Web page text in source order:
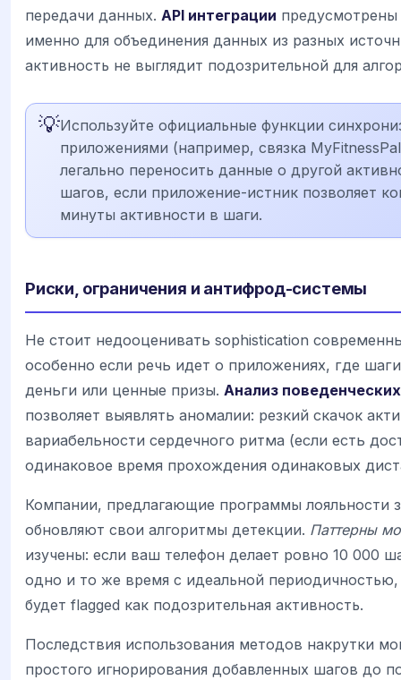
передачи данных. API интеграции предусмотрены
именно для объединения данных из разных
активность не выглядит подозрительной для
💡Используйте официальные функции
приложениями (например, связка
легально переносить данные о другой
шагов, если приложение-истник позволяет
минуты активности в шаги.
Риски, ограничения и антифрод-системы
Не стоит недооценивать sophistication
особенно если речь идет о приложениях, где
деньги или ценные призы. Анализ
позволяет выявлять аномалии: резкий скачок
вариабельности сердечного ритма (если есть
одинаковое время прохождения одинаковых
Компании, предлагающие программы лояльности
обновляют свои алгоритмы детекции. Паттерны
изучены: если ваш телефон делает ровно 10 000
одно и то же время с идеальной периодичностью,
будет flagged как подозрительная активность.
Последствия использования методов накрутки
простого игнорирования добавленных шагов до